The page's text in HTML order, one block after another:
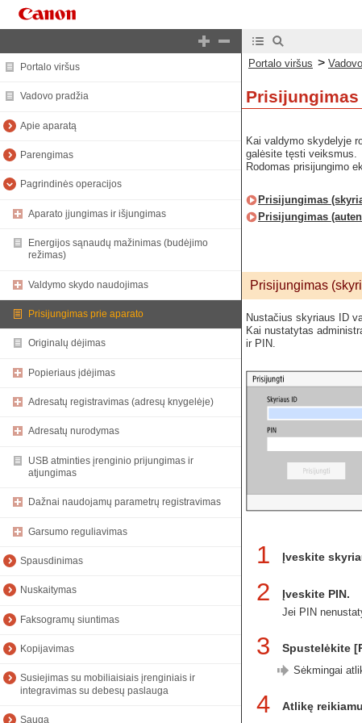
Portalo viršus
Vadovo pradžia
Apie aparatą
Parengimas
Pagrindinės operacijos
Aparato įjungimas ir išjungimas
Energijos sąnaudų mažinimas (budėjimo
režimas)
Valdymo skydo naudojimas
Prisijungimas prie aparato
Originalų dėjimas
Popieriaus įdėjimas
Adresatų registravimas (adresų knygelėje)
Adresatų nurodymas
USB atminties įrenginio prijungimas ir
atjungimas
Dažnai naudojamų parametrų registravimas
Garsumo reguliavimas
Spausdinimas
Nuskaitymas
Faksogramų siuntimas
Kopijavimas
Susiejimas su mobiliaisiais įrenginiais ir
integravimas su debesų paslauga
Sauga
Portalo viršus >
Kai valdymo skydelyje
galėsite tęsti veiksmus.
Rodomas prisijungimo
Prisijungimas
Prisijungimas
Prisijungimas
Nustačius skyriaus ID
Kai nustatytas
ir PIN.
1 Įveskite
2 Įveskite PIN.
Jei PIN
3 Spustelėkite
Sėkmingai
4 Atlikę